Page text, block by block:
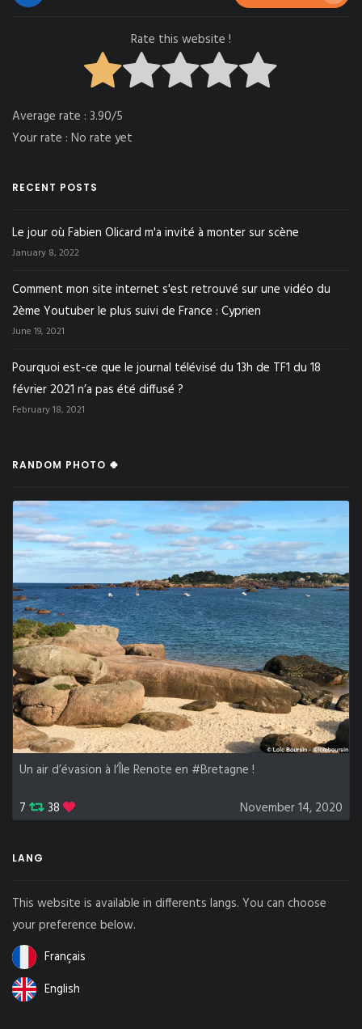
Rate this website !
Average rate : 3.90/5
Your rate : No rate yet
RECENT POSTS
Le jour où Fabien Olicard m'a invité à monter sur scène
January 8, 2022
Comment mon site internet s'est retrouvé sur une vidéo du
2ème Youtuber le plus suivi de France : Cyprien
June 19, 2021
Pourquoi est-ce que le journal télévisé du 13h de TF1 du 18
février 2021 n’a pas été diffusé ?
February 18, 2021
RANDOM PHOTO 🍀
Un air d’évasion à l’Île Renote en #Bretagne !
7
38 November 14, 2020
LANG
This website is available in differents langs. You can choose
your preference below.
Français
English